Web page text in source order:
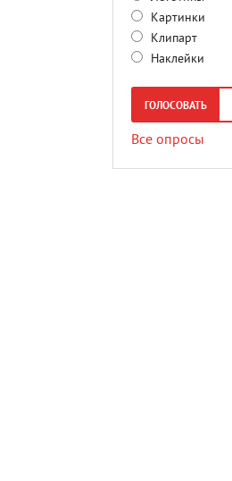
Картинки
Клипарт
Наклейки
ГОЛОСОВАТЬ
Все опросы